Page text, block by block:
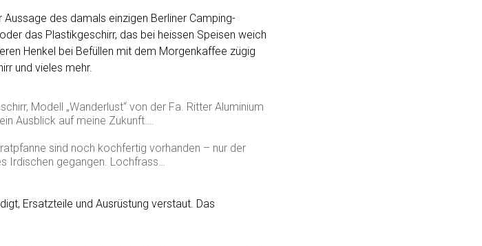
des damals einzigen Berliner Camping-
das Plastikgeschirr, das bei heissen Speisen weich
Henkel bei Befüllen mit dem Morgenkaffee zügig
und vieles mehr.
Modell „Wanderlust“ von der Fa. Ritter Aluminium
Ausblick auf meine Zukunft….
sind noch kochfertig vorhanden – nur der
Irdischen gegangen. Lochfrass…
Ersatzteile und Ausrüstung verstaut. Das